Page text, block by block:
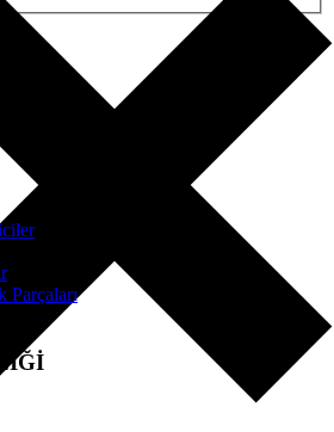
Parçaları
hakkında anında bilgi almak için e-